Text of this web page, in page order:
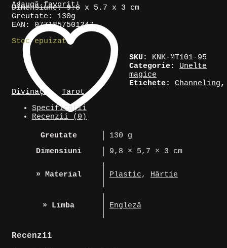
Dimensiune: 9.8 x 5.7 x 3 cm
Greutate: 130g
EAN: 0771857501247
Stoc epuizat
Adaugă favorit!
SKU: KNK-MT101-95
Categorie: Unelte
magice
Etichete: Channeling,
Divinație, Tarot
Specificații
Recenzii (0)
Greutate
130 g
Dimensiuni
9,8 × 5,7 × 3 cm
» Material Plastic, Hârtie
» Limba Engleză
Recenzii